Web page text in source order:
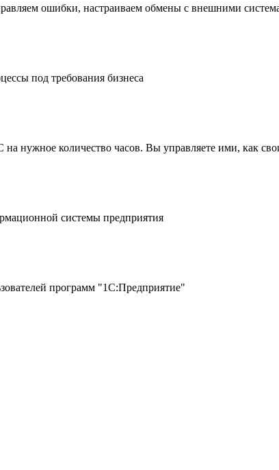
ошибки, настраиваем обмены с внешними
под требования бизнеса
нужное количество часов. Вы управляете ими, как
системы предприятия
программ "1С:Предприятие"